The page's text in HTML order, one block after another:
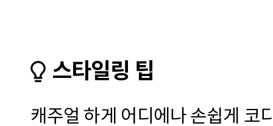
스타일링 팁
캐주얼 하게 어디에나 손쉽게 코